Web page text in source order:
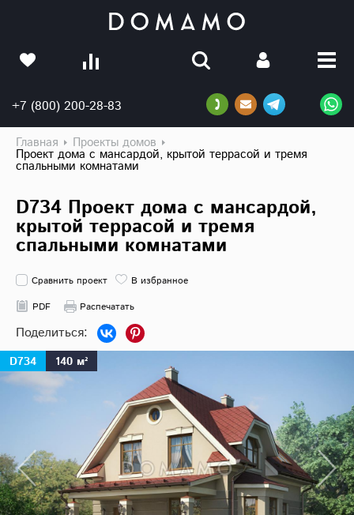
+7 (800) 200-28-83
Главная Проекты домов
Проект дома с мансардой, крытой террасой и тремя
спальными комнатами
D734 Проект дома с мансардой,
крытой террасой и тремя
спальными комнатами
Сравнить проект
В избранное
PDF
Распечатать
D734 140 м²